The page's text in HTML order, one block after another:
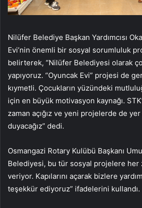
Nilüfer Belediye Başkan Yardımcısı
Evi’nin önemli bir sosyal sorumluluk
belirterek, “Nilüfer Belediyesi olarak
yapıyoruz. “Oyuncak Evi” projesi de
kıymetli. Çocukların yüzündeki
için en büyük motivasyon kaynağı.
zaman açığız ve yeni projelerde de
duyacağız” dedi.
Osmangazi Rotary Kulübü Başkanı
Belediyesi, bu tür sosyal projelere her
veriyor. Kapılarını açarak bizlere
teşekkür ediyoruz” ifadelerini kullandı.